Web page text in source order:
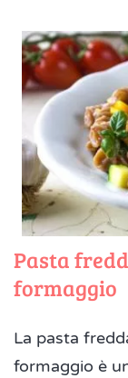
Pasta
formaggio
La pasta
formaggio è